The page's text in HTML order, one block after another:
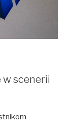
w scenerii